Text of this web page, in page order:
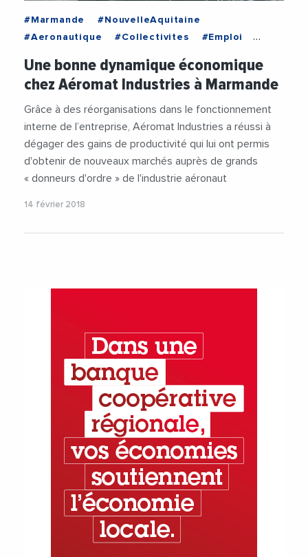
#Marmande
#NouvelleAquitaine
#Aeronautique
#Collectivites
#Emploi
#NouvelleAquitaine
#RegionNouvelleAquitaine
Une bonne dynamique économique
chez Aéromat Industries à Marmande
Grâce à des réorganisations dans le fonctionnement
interne de l’entreprise, Aéromat Industries a réussi à
dégager des gains de productivité qui lui ont permis
d'obtenir de nouveaux marchés auprès de grands
« donneurs d'ordre » de l'industrie aéronaut
14 février 2018